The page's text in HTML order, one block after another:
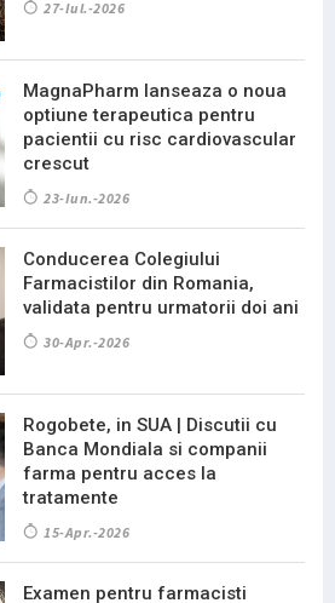
27-Iul.-2026
MagnaPharm lanseaza o noua
optiune terapeutica pentru
pacientii cu risc cardiovascular
crescut
23-Iun.-2026
Conducerea Colegiului
Farmacistilor din Romania,
validata pentru urmatorii doi ani
30-Apr.-2026
Rogobete, in SUA | Discutii cu
Banca Mondiala si companii
farma pentru acces la
tratamente
15-Apr.-2026
Examen pentru farmacisti